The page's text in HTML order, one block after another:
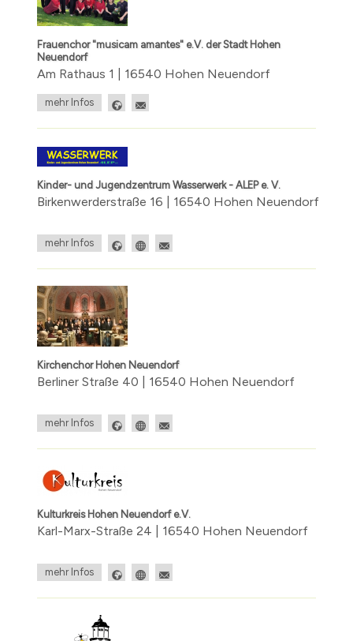
Frauenchor "musicam amantes" e.V. der Stadt Hohen
Neuendorf
Am Rathaus 1 | 16540 Hohen Neuendorf
mehr Infos
Kinder- und Jugendzentrum Wasserwerk - ALEP e. V.
Birkenwerderstraße 16 | 16540 Hohen Neuendorf
mehr Infos
Kirchenchor Hohen Neuendorf
Berliner Straße 40 | 16540 Hohen Neuendorf
mehr Infos
Kulturkreis Hohen Neuendorf e.V.
Karl-Marx-Straße 24 | 16540 Hohen Neuendorf
mehr Infos